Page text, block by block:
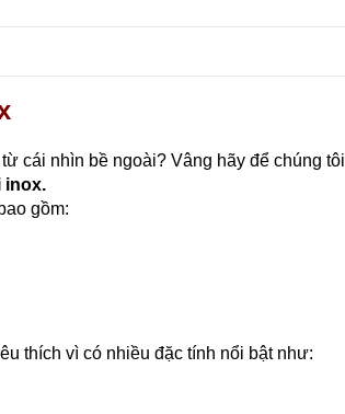
cái nhìn bề ngoài? Vâng hãy để chúng tôi
inox.
gồm:
thích vì có nhiều đặc tính nổi bật như: